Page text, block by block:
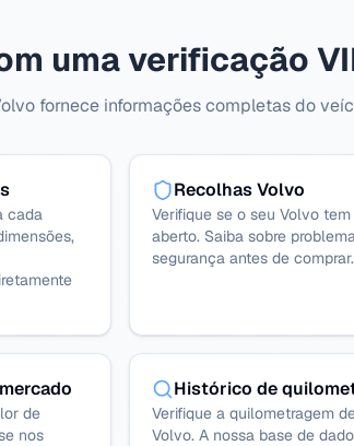
uma verificação
fornece informações completas do
cada
Recolhas Volvo
Verifique se o seu Volvo
aberto. Saiba sobre
segurança antes de comprar.
de
nos
Histórico de
Verifique a quilometragem
Volvo. A nossa base de